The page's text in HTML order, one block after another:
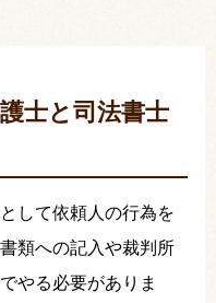
士と司法書士
して依頼人の行為を
類への記入や裁判所
やる必要がありま